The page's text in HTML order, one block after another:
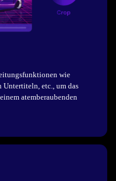
wie
etc., um das
atemberaubenden